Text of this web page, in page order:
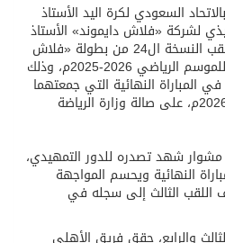
السعودي لكرة اليد الأستاذ
لشركة «فلاش دايموند» الأستاذ
علي العيسى، فريق الخليج بلقب النسخة ال24 من بطولة «فلاش
دايموند» لنخبة كبار كرة اليد للموسم الرياضي 2026-2025م، وذلك
النهائية التي جمعتهما
مشوار شهد تصدره للدور التمهيدي،
النهائية ويحسم المواجهة
(26-32)، ليضيف اللقب الثالث إلى سجله في
والرابع، حقق فريق الأهلي